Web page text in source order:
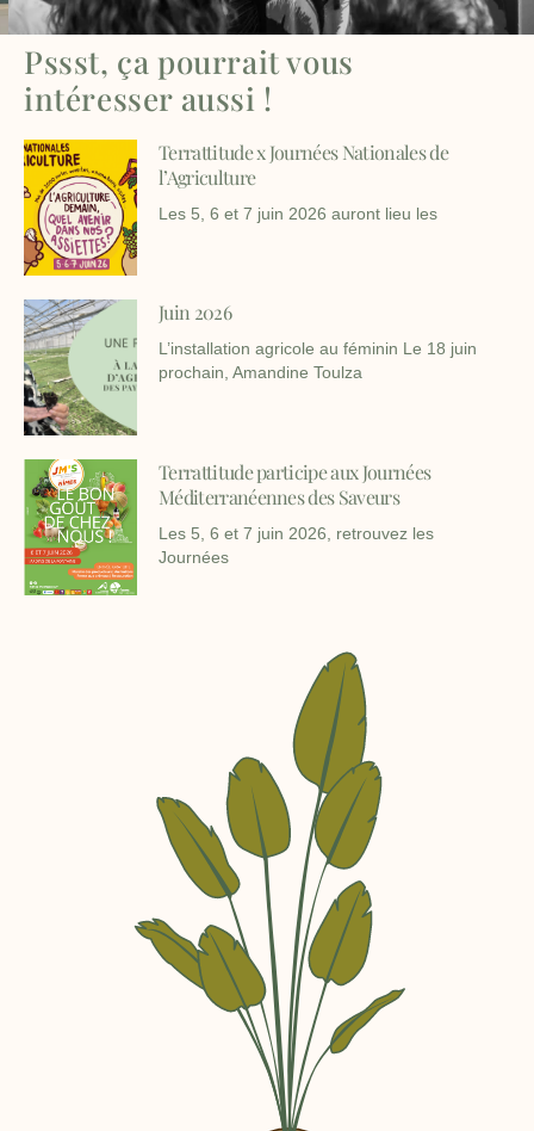
Pssst, ça pourrait vous
intéresser aussi !
Terrattitude x Journées Nationales de
l’Agriculture
Les 5, 6 et 7 juin 2026 auront lieu les
Juin 2026
L’installation agricole au féminin Le 18 juin
prochain, Amandine Toulza
Terrattitude participe aux Journées
Méditerranéennes des Saveurs
Les 5, 6 et 7 juin 2026, retrouvez les
Journées